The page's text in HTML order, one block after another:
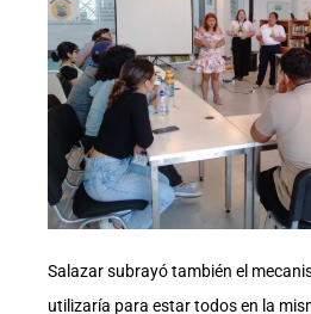
Salazar subrayó también el
utilizaría para estar todos en la